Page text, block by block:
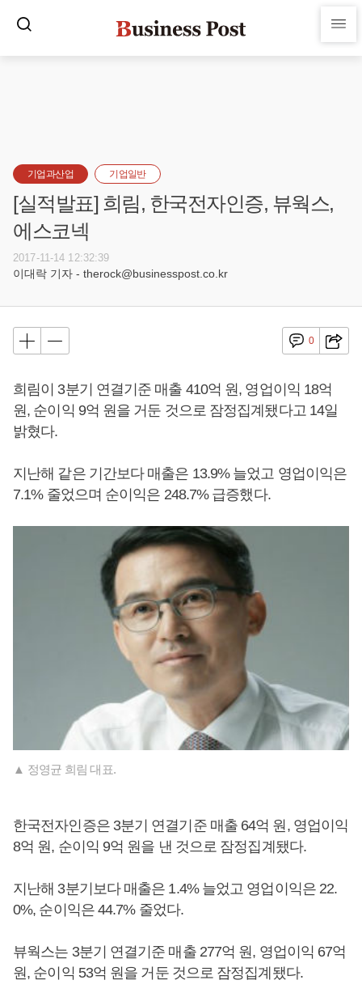
기업과산업 기업일반
[실적발표] 희림, 한국전자인증, 뷰웍스,
에스코넥
2017-11-14 12:32:39
이대락 기자 - therock@businesspost.co.kr
0
희림이 3분기 연결기준 매출 410억 원, 영업이익 18억
원, 순이익 9억 원을 거둔 것으로 잠정집계됐다고 14일
밝혔다.
지난해 같은 기간보다 매출은 13.9% 늘었고 영업이익은
7.1% 줄었으며 순이익은 248.7% 급증했다.
▲ 정영균 희림 대표.
한국전자인증은 3분기 연결기준 매출 64억 원, 영업이익
8억 원, 순이익 9억 원을 낸 것으로 잠정집계됐다.
지난해 3분기보다 매출은 1.4% 늘었고 영업이익은 22.
0%, 순이익은 44.7% 줄었다.
뷰웍스는 3분기 연결기준 매출 277억 원, 영업이익 67억
원, 순이익 53억 원을 거둔 것으로 잠정집계됐다.